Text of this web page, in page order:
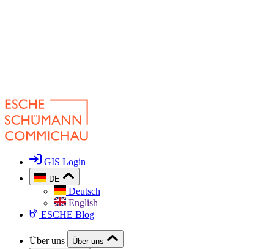
GIS Login
DE
Deutsch
English
ESCHE Blog
Über uns
Über uns